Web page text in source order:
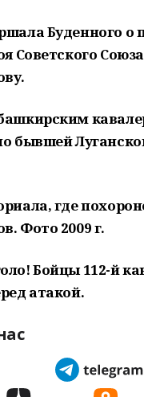
Буденного о
Советского Союза
бывшей
где
Фото 2009 г.
Бойцы 112-й
атакой.